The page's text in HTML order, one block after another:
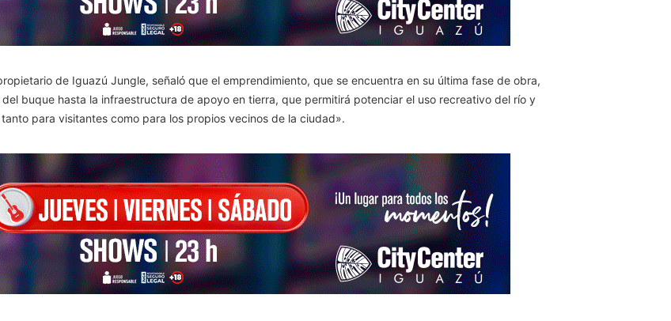
de Iguazú Jungle, señaló que el emprendimiento, que se encuentra en su última fase de obra,
buque hasta la infraestructura de apoyo en tierra, que permitirá potenciar el uso recreativo del río y
para visitantes como para los propios vecinos de la ciudad».